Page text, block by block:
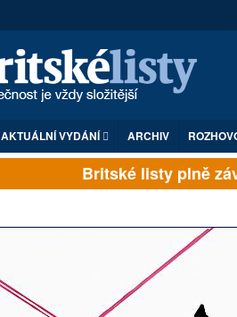
AKTUÁLNÍ VYDÁNÍ ARCHIV
Britské listy plně